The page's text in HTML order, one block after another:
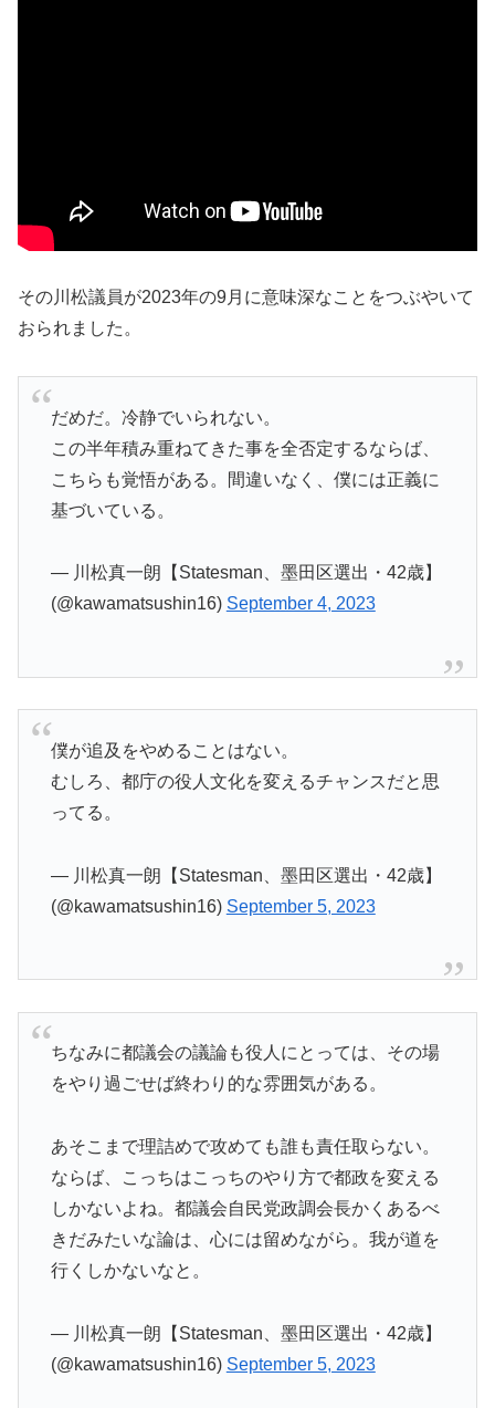
その川松議員が2023年の9月に意味深なことをつぶやいて
おられました。
だめだ。冷静でいられない。
この半年積み重ねてきた事を全否定するならば、
こちらも覚悟がある。間違いなく、僕には正義に
基づいている。
— 川松真一朗【Statesman、墨田区選出・42歳】
(@kawamatsushin16) September 4, 2023
僕が追及をやめることはない。
むしろ、都庁の役人文化を変えるチャンスだと思
ってる。
— 川松真一朗【Statesman、墨田区選出・42歳】
(@kawamatsushin16) September 5, 2023
ちなみに都議会の議論も役人にとっては、その場
をやり過ごせば終わり的な雰囲気がある。
あそこまで理詰めで攻めても誰も責任取らない。
ならば、こっちはこっちのやり方で都政を変える
しかないよね。都議会自民党政調会長かくあるべ
きだみたいな論は、心には留めながら。我が道を
行くしかないなと。
— 川松真一朗【Statesman、墨田区選出・42歳】
(@kawamatsushin16) September 5, 2023